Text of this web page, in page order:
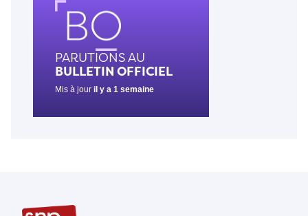
PARUTIONS AU
BULLETIN OFFICIEL
Mis à jour il y a 1 semaine